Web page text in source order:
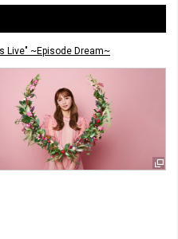
Live" ~Episode Dream~